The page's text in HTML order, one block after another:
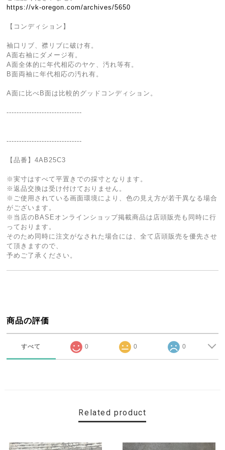
https://vk-oregon.com/archives/5650
【コンディション】
袖口リブ、襟リブに破け有。
A面右袖にダメージ有。
A面全体的に年代相応のヤケ、汚れ等有。
B面両袖に年代相応の汚れ有。
A面に比べB面は比較的グッドコンディション。
------------------------------
------------------------------
【品番】4AB25C3
※実寸はすべて平置きでの採寸となります。
※返品交換は受け付けておりません。
※ご使用されている画面環境により、色の見え方が若干異なる場合
がございます。
※当店のBASEオンラインショップ掲載商品は店頭販売も同時に行
っております。
そのため同時に注文がなされた場合には、全て店頭販売を優先させ
て頂きますので、
予めご了承ください。
商品の評価
すべて 0 0 0
Related product